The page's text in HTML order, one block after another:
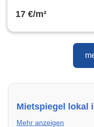
17 €/m²
Mietspiegel lokal
Mehr anzeigen